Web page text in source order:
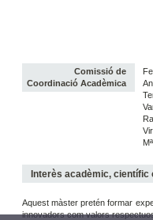
Comissió de
Coordinació Acadèmica
Interès acadèmic, científic
Aquest màster pretén formar
innovadors com valors